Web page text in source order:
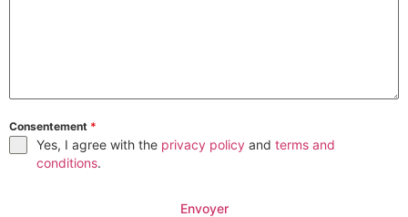
Consentement *
Yes, I agree with the privacy policy and terms and
conditions.
Envoyer